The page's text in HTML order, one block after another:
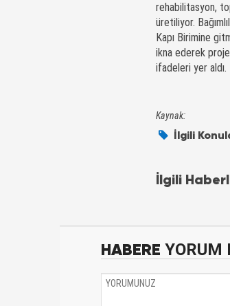
rehabilitasyon,
üretiliyor.
Kapı Birimine
ikna ederek
ifadeleri yer aldı.
Kaynak:
İlgili
İlgili
HABERE YORUM